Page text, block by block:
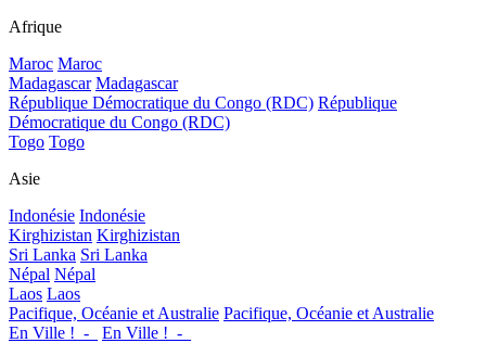
Afrique
Maroc Maroc
Madagascar Madagascar
République Démocratique du Congo (RDC) République
Démocratique du Congo (RDC)
Togo Togo
Asie
Indonésie Indonésie
Kirghizistan Kirghizistan
Sri Lanka Sri Lanka
Népal Népal
Laos Laos
Pacifique, Océanie et Australie Pacifique, Océanie et Australie
En Ville !_-_
En Ville !_-_